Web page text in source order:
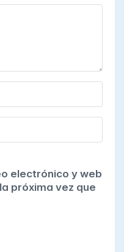
electrónico y web
próxima vez que